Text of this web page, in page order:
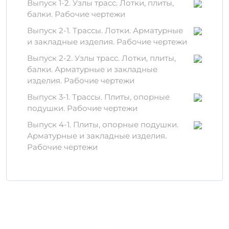
использования в сложных
строительных конструкциях.
Долговечность:железобетонные
изделия обладают высокой
устойчивостью к физическим и
химическим воздействиям
окружающей среды.
Универсальность:подходит для
использования в самых различных
условиях, от фундаментостроения до
Материалы и производство
Для производства изделия ПД 300-150-12-
Выпуск 1-2. Узлы трасс. Лотки, плиты,
балки. Рабочие чертежи
Выпуск 2-1. Трассы. Лотки. Арматурные
и закладные изделия. Рабочие чертежи
Выпуск 2-2. Узлы трасс. Лотки, плиты,
балки. Арматурные и закладные
изделия. Рабочие чертежи
Выпуск 3-1. Трассы. Плиты, опорные
подушки. Рабочие чертежи
Выпуск 4-1. Плиты, опорные подушки.
Арматурные и закладные изделия.
Рабочие чертежи